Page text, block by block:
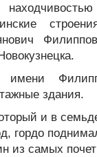
здания.
и в
гордо
из самых